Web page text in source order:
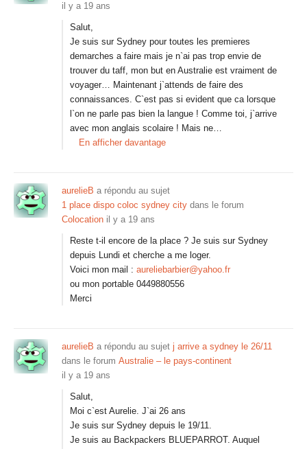
il y a 19 ans
Salut,
Je suis sur Sydney pour toutes les premieres
demarches a faire mais je n`ai pas trop envie de
trouver du taff, mon but en Australie est vraiment de
voyager… Maintenant j`attends de faire des
connaissances. C`est pas si evident que ca lorsque
l`on ne parle pas bien la langue ! Comme toi, j`arrive
avec mon anglais scolaire ! Mais ne…
En afficher davantage
aurelieB a répondu au sujet
1 place dispo coloc sydney city dans le forum
Colocation il y a 19 ans
Reste t-il encore de la place ? Je suis sur Sydney
depuis Lundi et cherche a me loger.
Voici mon mail : aureliebarbier@yahoo.fr
ou mon portable 0449880556
Merci
aurelieB a répondu au sujet j arrive a sydney le 26/11
dans le forum Australie – le pays-continent
il y a 19 ans
Salut,
Moi c`est Aurelie. J`ai 26 ans
Je suis sur Sydney depuis le 19/11.
Je suis au Backpackers BLUEPARROT. Auquel